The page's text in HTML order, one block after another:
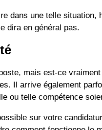
dans une telle
dira en général pas.
mais est-ce
Il arrive également
ou telle compétence
sur votre